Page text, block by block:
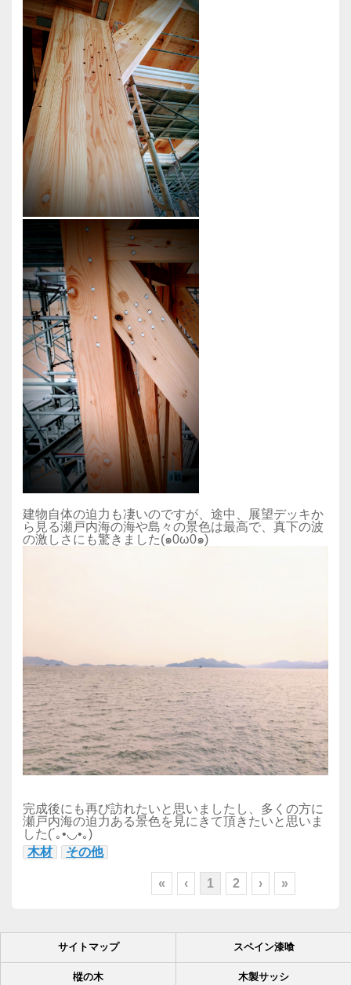
建物自体の迫力も凄いのですが、途中、展望デッキか
ら見る瀬戸内海の海や島々の景色は最高で、真下の波
の激しさにも驚きました(๑0ω0๑)
完成後にも再び訪れたいと思いましたし、多くの方に
瀬戸内海の迫力ある景色を見にきて頂きたいと思いま
した(´｡•◡•｡)
木材
その他
« ‹ 1 2 › »
サイトマップ スペイン漆喰
樅の木 木製サッシ